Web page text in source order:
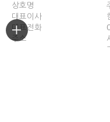
상호명
대표이사
대표전화
주소